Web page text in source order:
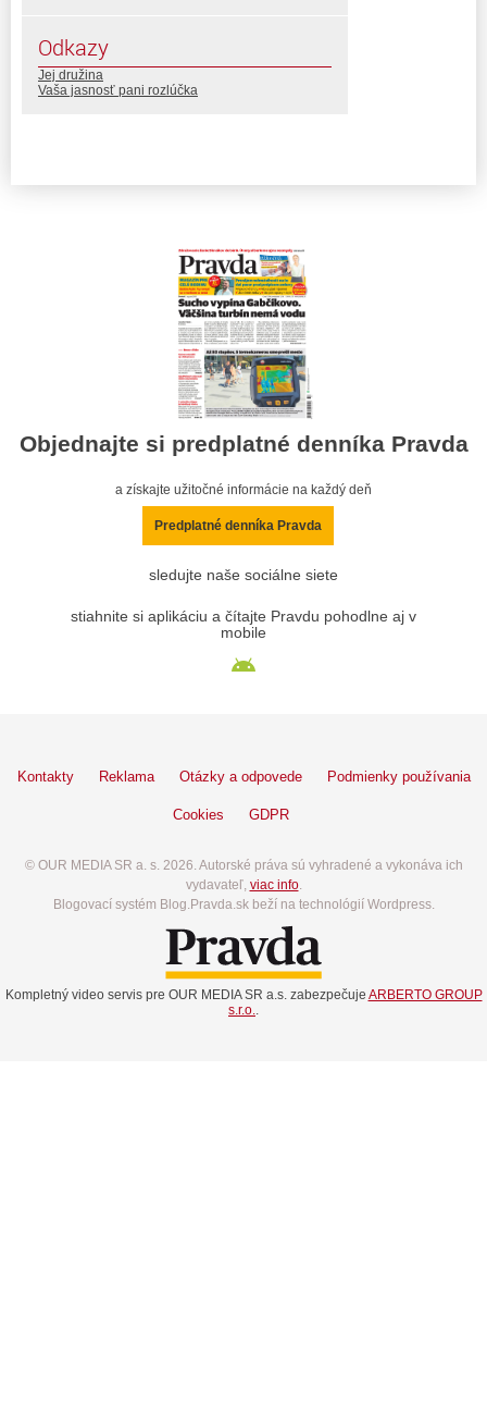
Odkazy
Jej družina
Vaša jasnosť pani rozlúčka
Objednajte si predplatné denníka Pravda
a získajte užitočné informácie na každý deň
Predplatné denníka Pravda
sledujte naše sociálne siete
stiahnite si aplikáciu a čítajte Pravdu pohodlne aj v
mobile
Kontakty Reklama Otázky a odpovede Podmienky používania
Cookies GDPR
© OUR MEDIA SR a. s. 2026. Autorské práva sú vyhradené a vykonáva ich
vydavateľ, viac info.
Blogovací systém Blog.Pravda.sk beží na technológií Wordpress.
Kompletný video servis pre OUR MEDIA SR a.s. zabezpečuje ARBERTO GROUP
s.r.o..